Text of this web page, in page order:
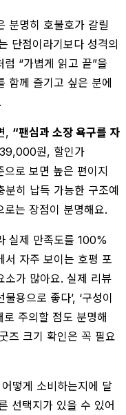
분명히 호불호가 갈릴
단점이라기보다 성격의
“가볍게 읽고 끝”을
함께 즐기고 싶은 분에
, “팬심과 소장 욕구를 자
원, 할인가
로 보면 높은 편이지
히 납득 가능한 구조예
는 장점이 분명해요.
실제 만족도를 100%
서 자주 보이는 호평 포
소가 많아요. 실제 리뷰
용으로 좋다’, ‘구성이
로 주의할 점도 분명해
즈 크기 확인은 꼭 필요
떻게 소비하는지에 달
선택지가 있을 수 있어